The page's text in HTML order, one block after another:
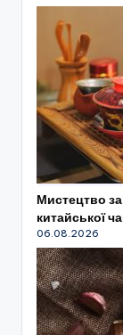
Мистецтво
китайської
06.08.2026